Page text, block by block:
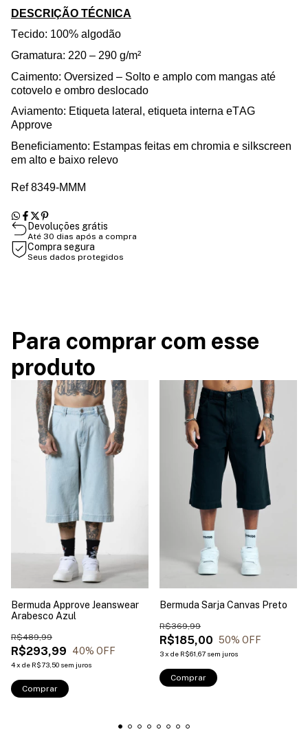
DESCRIÇÃO TÉCNICA
Tecido: 100% algodão
Gramatura: 220 – 290 g/m²
Caimento: Oversized – Solto e amplo com mangas até
cotovelo e ombro deslocado
Aviamento: Etiqueta lateral, etiqueta interna eTAG
Approve
Beneficiamento: Estampas feitas em chromia e silkscreen
em alto e baixo relevo
Ref 8349-MMM
Devoluções grátis
Até 30 dias após a compra
Compra segura
Seus dados protegidos
Para comprar com esse
produto
Bermuda Approve Jeanswear
Arabesco Azul
R$293,99
R$489,99
40% OFF
4x de R$73,50 sem juros
Comprar
Bermuda Sarja Canvas Preto
R$185,00
R$369,99
50% OFF
3x de R$61,67 sem juros
Comprar